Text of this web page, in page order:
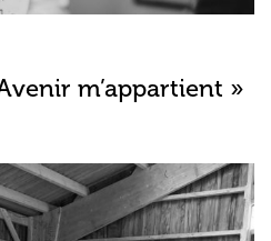
m’appartient »